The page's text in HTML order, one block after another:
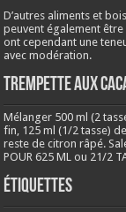
D’autres aliments et
peuvent également
ont cependant une
avec modération.
Trempette aux
Mélanger 500 ml (2
fin, 125 ml (1/2 tasse)
reste de citron râpé.
POUR 625 ML ou 21/2
Étiquettes